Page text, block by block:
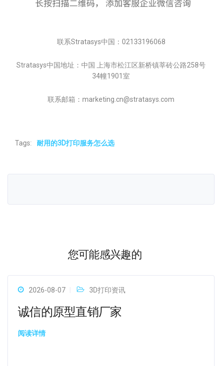
联系Stratasys中国：02133196068
Stratasys中国地址：中国 上海市松江区新桥镇莘砖公路258号
34幢1901室
联系邮箱：marketing.cn@stratasys.com
Tags: 耐用的3D打印服务怎么选
您可能感兴趣的
2026-08-07 3D打印资讯
诚信的原型直销厂家
阅读详情